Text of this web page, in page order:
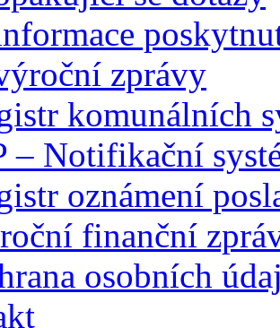
zprávy
komunálních
– Notifikační
oznámení
finanční
osobních